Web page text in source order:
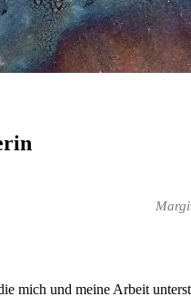
mich und meine Arbeit